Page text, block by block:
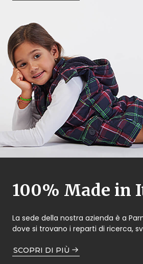
100% Made in
La sede della nostra azienda è a
dove si trovano i reparti di ricerca,
SCOPRI DI PIÙ